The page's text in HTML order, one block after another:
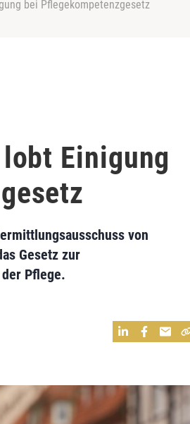
bei Pflegekompetenzgesetz
Einigung
von
Gesetz zur
Pflege.